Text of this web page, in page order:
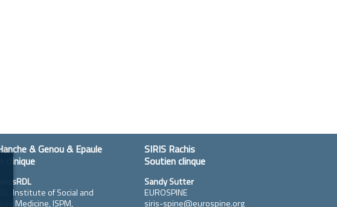
& Genou & Epaule
clinique
Institute of Social and
Medicine, ISPM,
SIRIS Rachis
Soutien clinque
Sandy Sutter
EUROSPINE
siris-spine@eurospine.org